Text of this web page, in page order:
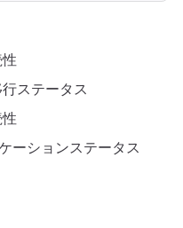
ステータス
ーションステータス